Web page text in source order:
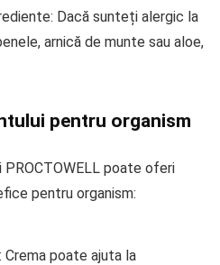
Dacă sunteți alergic la
arnică de munte sau aloe,
pentru organism
poate oferi
pentru organism:
poate ajuta la